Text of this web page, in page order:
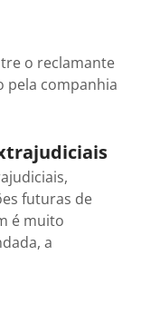
o reclamante
pela companhia
futuras de
é muito
a